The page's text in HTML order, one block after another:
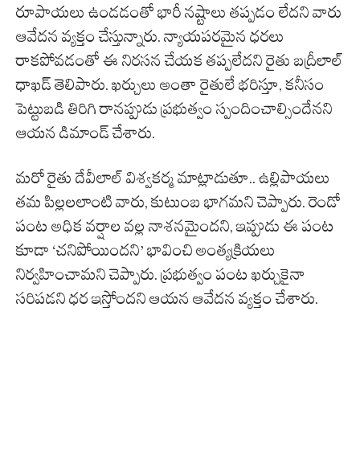
రూపాయలు ఉండడంతో భారీ నష్టాలు తప్పడం లేదని వారు
ఆవేదన వ్యక్తం చేస్తున్నారు. న్యాయపరమైన ధరలు
రాకపోవడంతో ఈ నిరసన చేయక తప్పలేదని రైతు బద్రీలాల్
ధాఖడ్ తెలిపారు. ఖర్చులు అంతా రైతులే భరిస్తూ, కనీసం
పెట్టుబడి తిరిగి రానప్పుడు ప్రభుత్వం స్పందించాల్సిందేనని
ఆయన డిమాండ్ చేశారు.
మరో రైతు దేవీలాల్ విశ్వకర్మ మాట్లాడుతూ.. ఉల్లిపాయలు
తమ పిల్లలలాంటి వారు, కుటుంబ భాగమని చెప్పారు. రెండో
పంట అధిక వర్షాల వల్ల నాశనమైందని, ఇప్పుడు ఈ పంట
కూడా ‘చనిపోయిందని’ భావించి అంత్యక్రియలు
నిర్వహించామని చెప్పారు. ప్రభుత్వం పంట ఖర్చుకైనా
సరిపడని ధర ఇస్తోందని ఆయన ఆవేదన వ్యక్తం చేశారు.